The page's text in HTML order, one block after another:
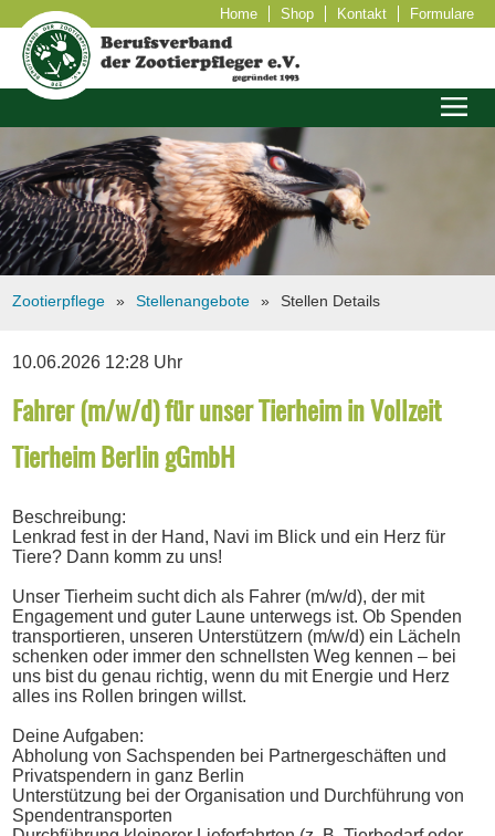
Home Shop Kontakt Formulare
Zootierpflege Stellenangebote Stellen Details
10.06.2026 12:28 Uhr
Fahrer (m/w/d) für unser Tierheim in Vollzeit
Tierheim Berlin gGmbH
Beschreibung:
Lenkrad fest in der Hand, Navi im Blick und ein Herz für
Tiere? Dann komm zu uns!
Unser Tierheim sucht dich als Fahrer (m/w/d), der mit
Engagement und guter Laune unterwegs ist. Ob Spenden
transportieren, unseren Unterstützern (m/w/d) ein Lächeln
schenken oder immer den schnellsten Weg kennen – bei
uns bist du genau richtig, wenn du mit Energie und Herz
alles ins Rollen bringen willst.
Deine Aufgaben:
Abholung von Sachspenden bei Partnergeschäften und
Privatspendern in ganz Berlin
Unterstützung bei der Organisation und Durchführung von
Spendentransporten